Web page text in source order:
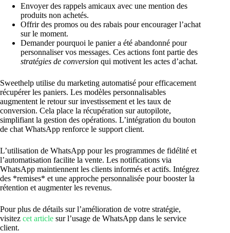
Envoyer des rappels amicaux avec une mention des
produits non achetés.
Offrir des promos ou des rabais pour encourager l’achat
sur le moment.
Demander pourquoi le panier a été abandonné pour
personnaliser vos messages. Ces actions font partie des
stratégies de conversion qui motivent les actes d’achat.
Sweethelp utilise du marketing automatisé pour efficacement
récupérer les paniers. Les modèles personnalisables
augmentent le retour sur investissement et les taux de
conversion. Cela place la récupération sur autopilote,
simplifiant la gestion des opérations. L’intégration du bouton
de chat WhatsApp renforce le support client.
L’utilisation de WhatsApp pour les programmes de fidélité et
l’automatisation facilite la vente. Les notifications via
WhatsApp maintiennent les clients informés et actifs. Intégrez
des *remises* et une approche personnalisée pour booster la
rétention et augmenter les revenus.
Pour plus de détails sur l’amélioration de votre stratégie,
visitez cet article sur l’usage de WhatsApp dans le service
client.